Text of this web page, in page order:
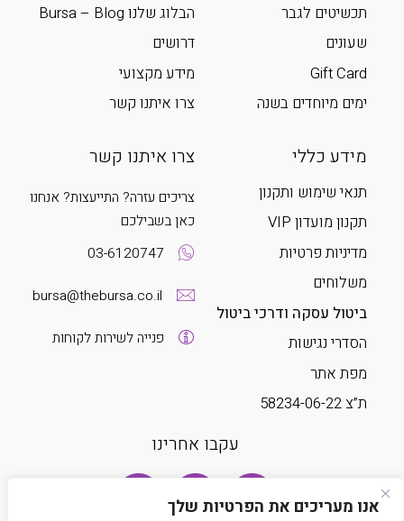
אנו מעריכים את הפרטיות שלך
תכשיטים לגבר
שעונים
Gift Card
ימים מיוחדים בשנה
הבלוג שלנו Bursa – Blog
דרושים
מידע מקצועי
צרו איתנו קשר
מידע כללי
תנאי שימוש ותקנון
תקנון מועדון VIP
מדיניות פרטיות
משלוחים
ביטול עסקה ודרכי ביטול
הסדרי נגישות
מפת אתר
ת”צ 58234-06-22
צרו איתנו קשר
צריכים עזרה? התייעצות? אנחנו
כאן בשבילכם
03-6120747
bursa@thebursa.co.il
פנייה לשירות לקוחות
עקבו אחרינו